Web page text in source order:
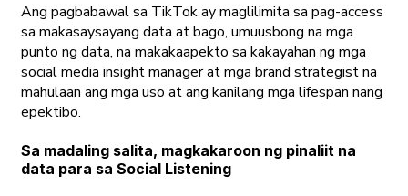
Ang pagbabawal sa TikTok ay maglilimita sa pag-access
sa makasaysayang data at bago, umuusbong na mga
punto ng data, na makakaapekto sa kakayahan ng mga
social media insight manager at mga brand strategist na
mahulaan ang mga uso at ang kanilang mga lifespan nang
epektibo.
Sa madaling salita, magkakaroon ng pinaliit na
data para sa Social Listening